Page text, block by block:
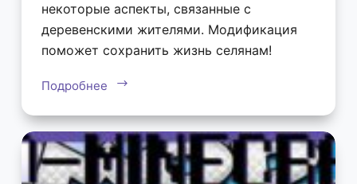
некоторые аспекты, связанные с
деревенскими жителями. Модификация
поможет сохранить жизнь селянам!
Подробнее